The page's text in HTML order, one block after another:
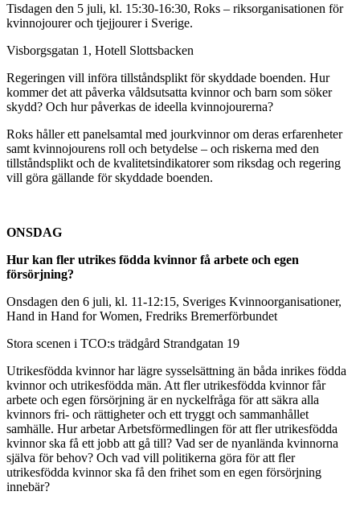
Tisdagen den 5 juli, kl. 15:30-16:30, Roks – riksorganisationen för
kvinnojourer och tjejjourer i Sverige.
Visborgsgatan 1, Hotell Slottsbacken
Regeringen vill införa tillståndsplikt för skyddade boenden. Hur
kommer det att påverka våldsutsatta kvinnor och barn som söker
skydd? Och hur påverkas de ideella kvinnojourerna?
Roks håller ett panelsamtal med jourkvinnor om deras erfarenheter
samt kvinnojourens roll och betydelse – och riskerna med den
tillståndsplikt och de kvalitetsindikatorer som riksdag och regering
vill göra gällande för skyddade boenden.
ONSDAG
Hur kan fler utrikes födda kvinnor få arbete och egen
försörjning?
Onsdagen den 6 juli, kl. 11-12:15, Sveriges Kvinnoorganisationer,
Hand in Hand for Women, Fredriks Bremerförbundet
Stora scenen i TCO:s trädgård Strandgatan 19
Utrikesfödda kvinnor har lägre sysselsättning än båda inrikes födda
kvinnor och utrikesfödda män. Att fler utrikesfödda kvinnor får
arbete och egen försörjning är en nyckelfråga för att säkra alla
kvinnors fri- och rättigheter och ett tryggt och sammanhållet
samhälle. Hur arbetar Arbetsförmedlingen för att fler utrikesfödda
kvinnor ska få ett jobb att gå till? Vad ser de nyanlända kvinnorna
själva för behov? Och vad vill politikerna göra för att fler
utrikesfödda kvinnor ska få den frihet som en egen försörjning
innebär?